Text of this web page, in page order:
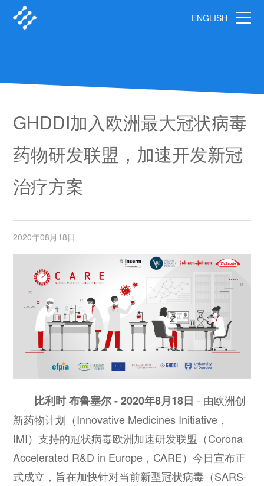
ENGLISH
GHDDI加入欧洲最大冠状病毒
药物研发联盟，加速开发新冠
治疗方案
2020年08月18日
比利时 布鲁塞尔 - 2020年8月18日 - 由欧洲创
新药物计划（Innovative Medicines Initiative，
IMI）支持的冠状病毒欧洲加速研发联盟（Corona
Accelerated R&D in Europe，CARE）今日宣布正
式成立，旨在加快针对当前新型冠状病毒（SARS-